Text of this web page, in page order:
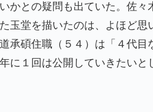
かとの疑問も出ていた。佐々
堂を描いたのは、よほど思
承碩住職（５４）は「４代目
１回は公開していきたいと